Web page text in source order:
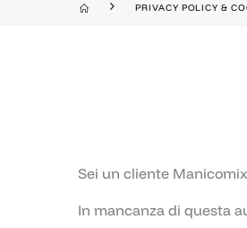
PRIVACY POLICY &
Sei un cliente
In mancanza di questa